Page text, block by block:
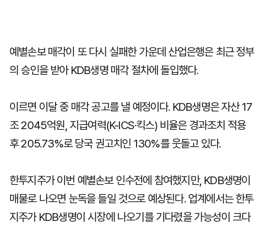
예별손보 매각이 또 다시 실패한 가운데 산업은행은 최근 정부
의 승인을 받아 KDB생명 매각 절차에 돌입했다.
이르면 이달 중 매각 공고를 낼 예정이다. KDB생명은 자산 17
조 2045억원, 지급여력(K-ICS·킥스) 비율은 경과조치 적용
후 205.73%로 당국 권고치인 130%를 웃돌고 있다.
한투지주가 이번 예별손보 인수전에 참여했지만, KDB생명이
매물로 나오면 눈독을 들일 것으로 예상된다. 업계에서는 한투
지주가 KDB생명이 시장에 나오기를 기다렸을 가능성이 크다